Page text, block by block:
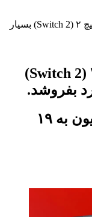
نینتندو انتظار دارد که سوییچ ۲ (Switch 2) بسیار
نینتندو انتظار دارد که سوییچ ۲ (Switch 2)
بفروشد.
آنها پیش‌بینی خود را از ۱۵ میلیون به ۱۹